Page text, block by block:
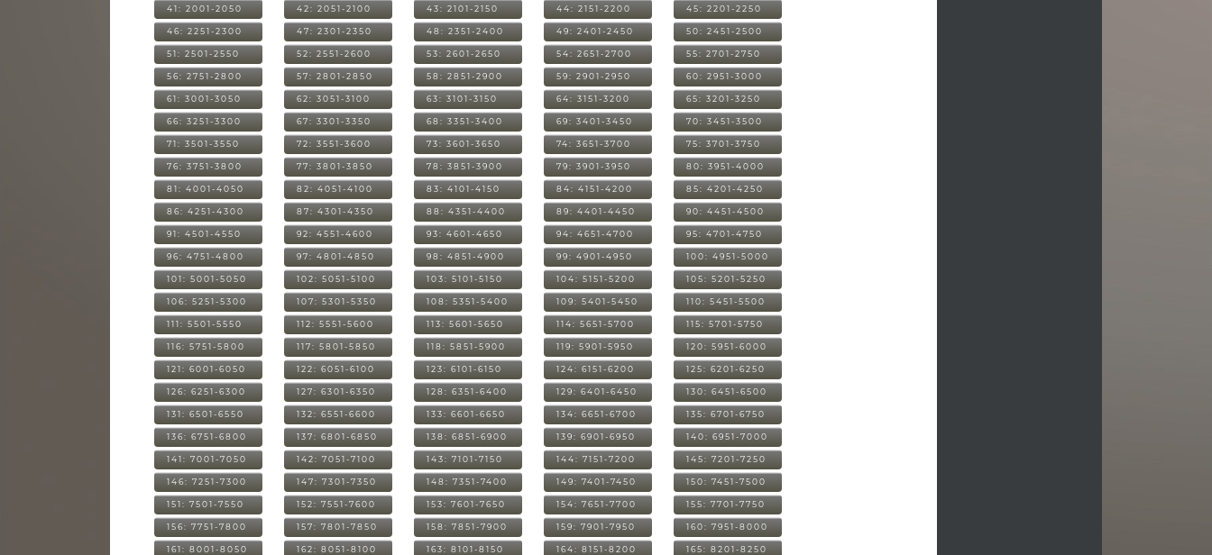
41: 2001-2050 42: 2051-2100 43: 2101-2150 44: 2151-2200 45: 2201-2250
46: 2251-2300 47: 2301-2350 48: 2351-2400 49: 2401-2450 50: 2451-2500
51: 2501-2550 52: 2551-2600 53: 2601-2650 54: 2651-2700 55: 2701-2750
56: 2751-2800 57: 2801-2850 58: 2851-2900 59: 2901-2950 60: 2951-3000
61: 3001-3050 62: 3051-3100 63: 3101-3150 64: 3151-3200 65: 3201-3250
66: 3251-3300 67: 3301-3350 68: 3351-3400 69: 3401-3450 70: 3451-3500
71: 3501-3550 72: 3551-3600 73: 3601-3650 74: 3651-3700 75: 3701-3750
76: 3751-3800 77: 3801-3850 78: 3851-3900 79: 3901-3950 80: 3951-4000
81: 4001-4050 82: 4051-4100 83: 4101-4150 84: 4151-4200 85: 4201-4250
86: 4251-4300 87: 4301-4350 88: 4351-4400 89: 4401-4450 90: 4451-4500
91: 4501-4550 92: 4551-4600 93: 4601-4650 94: 4651-4700 95: 4701-4750
96: 4751-4800 97: 4801-4850 98: 4851-4900 99: 4901-4950 100: 4951-5000
101: 5001-5050 102: 5051-5100 103: 5101-5150 104: 5151-5200 105: 5201-5250
106: 5251-5300 107: 5301-5350 108: 5351-5400 109: 5401-5450 110: 5451-5500
111: 5501-5550 112: 5551-5600 113: 5601-5650 114: 5651-5700 115: 5701-5750
116: 5751-5800 117: 5801-5850 118: 5851-5900 119: 5901-5950 120: 5951-6000
121: 6001-6050 122: 6051-6100 123: 6101-6150 124: 6151-6200 125: 6201-6250
126: 6251-6300 127: 6301-6350 128: 6351-6400 129: 6401-6450 130: 6451-6500
131: 6501-6550 132: 6551-6600 133: 6601-6650 134: 6651-6700 135: 6701-6750
136: 6751-6800 137: 6801-6850 138: 6851-6900 139: 6901-6950 140: 6951-7000
141: 7001-7050 142: 7051-7100 143: 7101-7150 144: 7151-7200 145: 7201-7250
146: 7251-7300 147: 7301-7350 148: 7351-7400 149: 7401-7450 150: 7451-7500
151: 7501-7550 152: 7551-7600 153: 7601-7650 154: 7651-7700 155: 7701-7750
156: 7751-7800 157: 7801-7850 158: 7851-7900 159: 7901-7950 160: 7951-8000
161: 8001-8050 162: 8051-8100 163: 8101-8150 164: 8151-8200 165: 8201-8250